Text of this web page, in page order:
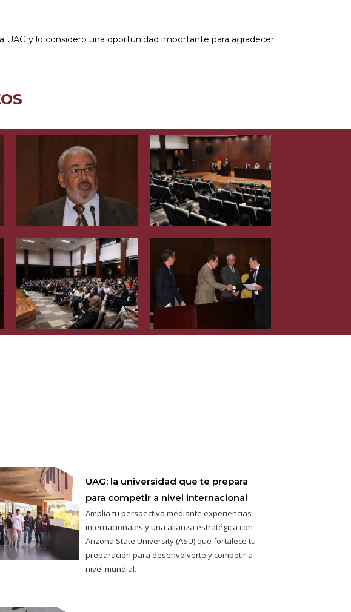
UAG y lo considero una oportunidad importante para agradecer
UAG: la universidad que te prepara
para competir a nivel internacional
Amplía tu perspectiva mediante experiencias
internacionales y una alianza estratégica con
Arizona State University (ASU) que fortalece tu
preparación para desenvolverte y competir a
nivel mundial.